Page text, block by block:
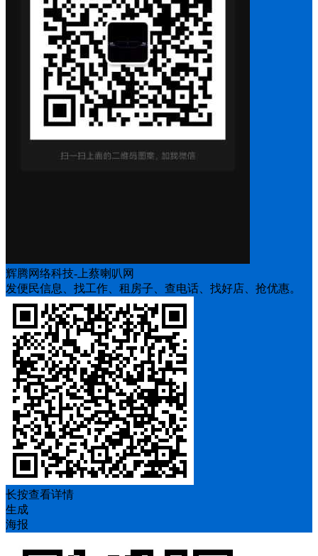
辉腾网络科技-上蔡喇叭网
发便民信息、找工作、租房子、查电话、找好店、抢优惠。
长按查看详情
生成
海报